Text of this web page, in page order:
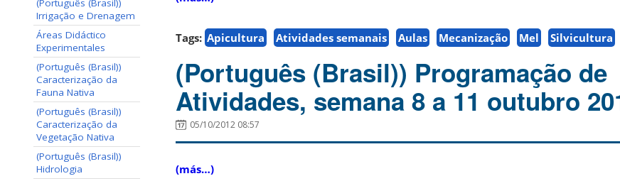
(Português (Brasil))
Irrigação e Drenagem
Áreas Didáctico
Experimentales
(Português (Brasil))
Caracterização da
Fauna Nativa
(Português (Brasil))
Caracterização da
Vegetação Nativa
(Português (Brasil))
Hidrologia
Tags: Apicultura Atividades semanais Aulas Mecanização Mel Silvicultura
(Português (Brasil)) Programação de
Atividades, semana 8 a 11 outubro
05/10/2012 08:57
(más…)